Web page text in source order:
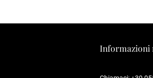
Informazioni